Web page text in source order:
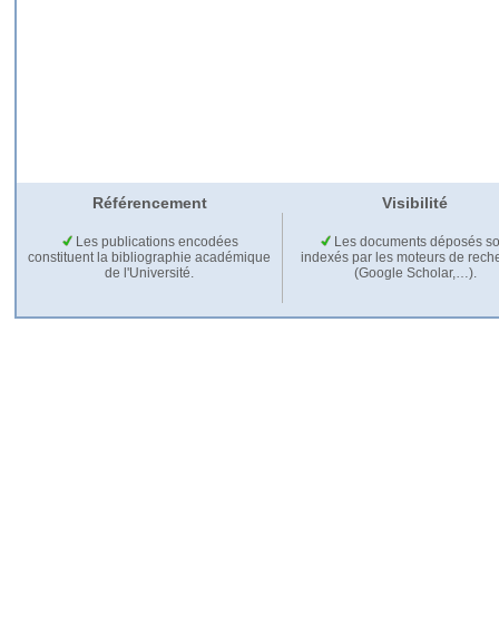
Référencement Visibilité
Les publications encodées
constituent la bibliographie académique
de l'Université.
Les documents déposés
indexés par les moteurs de
(Google Scholar,…).